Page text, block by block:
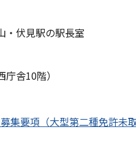
・伏見駅の駅長室
舎10階）
集要項（大型第二種免許未